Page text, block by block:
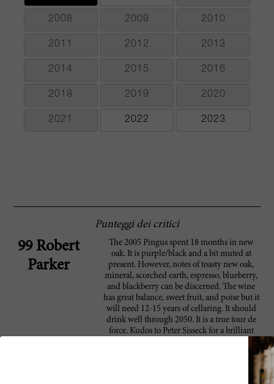
2008 2009 2010
2011 2012 2013
2014 2015 2016
2018 2019 2020
2021 2022 2023
Punteggi dei critici
99 Robert
Parker
The 2005 Pingus spent 18 months in new
oak. It is purple/black and a bit muted at
present. However, notes of toasty new oak,
mineral, scorched earth, espresso, blueberry,
and blackberry can be discerned. The wine
has great balance, sweet fruit, and poise but it
will need 12-15 years of cellaring. It should
drink well through 2050. It is a true tour de
force. Kudos to Peter Sisseck for a brilliant